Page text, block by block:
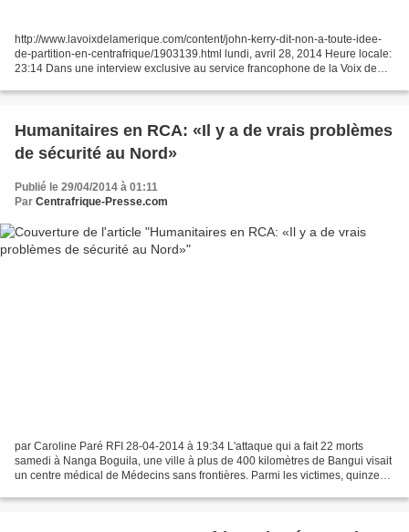
http://www.lavoixdelamerique.com/content/john-kerry-dit-non-a-toute-idee-
de-partition-en-centrafrique/1903139.html lundi, avril 28, 2014 Heure locale:
23:14 Dans une interview exclusive au service francophone de la Voix de
Humanitaires en RCA: «Il y a de vrais problèmes
de sécurité au Nord»
Publié le 29/04/2014 à 01:11
Par Centrafrique-Presse.com
par Caroline Paré RFI 28-04-2014 à 19:34 L'attaque qui a fait 22 morts
samedi à Nanga Boguila, une ville à plus de 400 kilomètres de Bangui visait
un centre médical de Médecins sans frontières. Parmi les victimes, quinze